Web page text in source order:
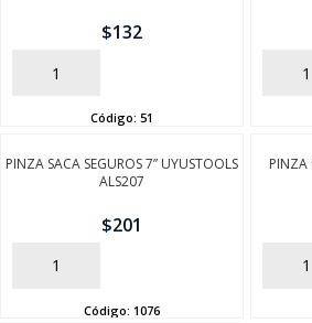
$132
AÑADIR
Código: 51
AÑADIR
PINZA SACA SEGUROS 7” UYUSTOOLS
ALS207
$201
AÑADIR
Código: 1076
PINZA
AÑADIR